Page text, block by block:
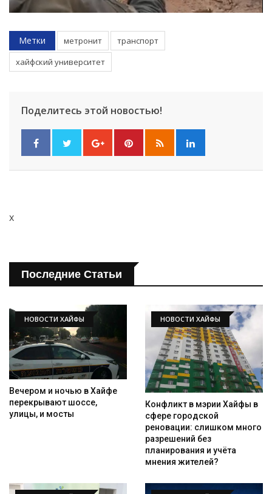
Метки метронит
транспорт
хайфский университет
Поделитесь этой новостью!
x
Последние Статьи
НОВОСТИ ХАЙФЫ
Вечером и ночью в Хайфе
перекрывают шоссе,
улицы, и мосты
НОВОСТИ ХАЙФЫ
Конфликт в мэрии Хайфы в
сфере городской
реновации: слишком много
разрешений без
планирования и учёта
мнения жителей?